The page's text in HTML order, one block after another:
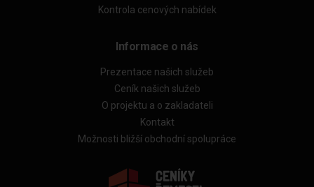
Kontrola cenových nabídek
Informace o nás
Prezentace našich služeb
Ceník našich služeb
O projektu a o zakladateli
Kontakt
Možnosti bližší obchodní spolupráce